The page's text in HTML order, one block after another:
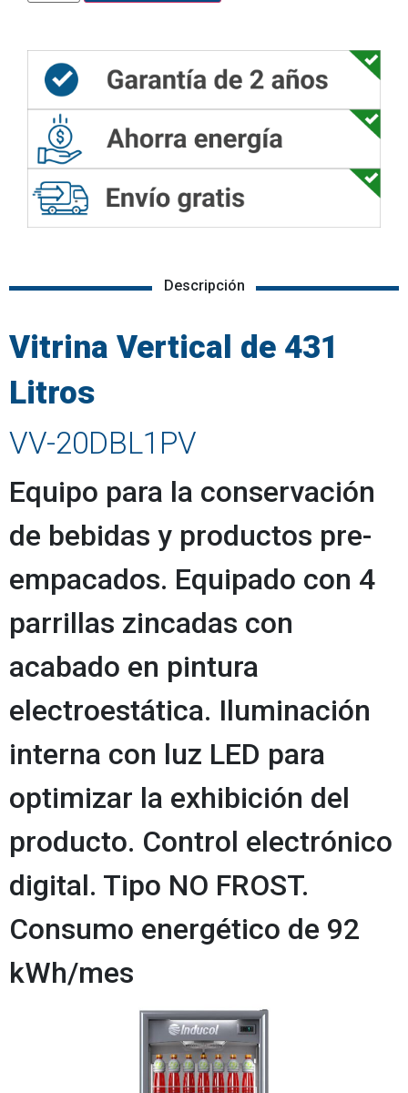
Descripción
Vitrina Vertical de 431
Litros
VV-20DBL1PV
Equipo para la conservación
de bebidas y productos pre-
empacados. Equipado con 4
parrillas zincadas con
acabado en pintura
electroestática. Iluminación
interna con luz LED para
optimizar la exhibición del
producto. Control electrónico
digital. Tipo NO FROST.
Consumo energético de 92
kWh/mes